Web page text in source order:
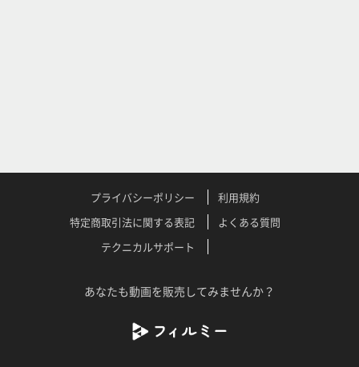
プライバシーポリシー
利用規約
特定商取引法に関する表記
よくある質問
テクニカルサポート
あなたも動画を販売してみませんか？